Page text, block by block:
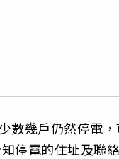
數幾戶仍然停電
停電的住址及聯